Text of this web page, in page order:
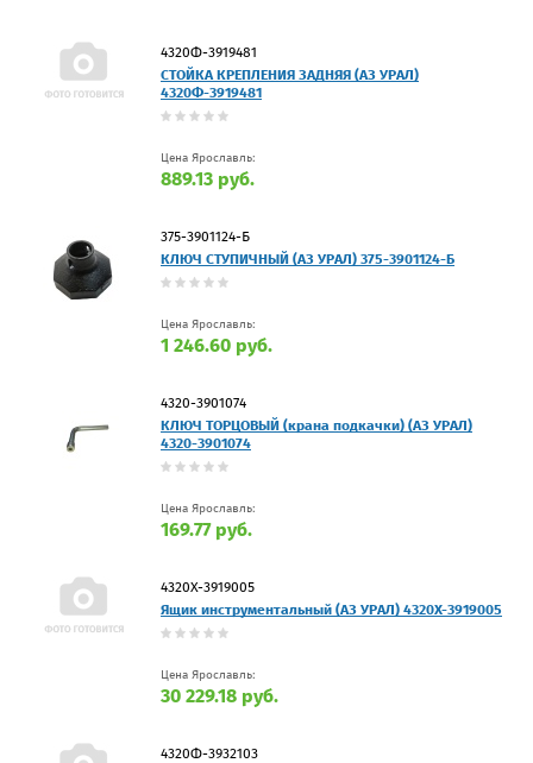
4320Ф-3919481
СТОЙКА КРЕПЛЕНИЯ ЗАДНЯЯ (АЗ УРАЛ)
4320Ф-3919481
Цена Ярославль:
889.13 руб.
375-3901124-Б
КЛЮЧ СТУПИЧНЫЙ (АЗ УРАЛ) 375-3901124-Б
Цена Ярославль:
1 246.60 руб.
4320-3901074
КЛЮЧ ТОРЦОВЫЙ (крана подкачки) (АЗ УРАЛ)
4320-3901074
Цена Ярославль:
169.77 руб.
4320Х-3919005
Ящик инструментальный (АЗ УРАЛ) 4320Х-3919005
Цена Ярославль:
30 229.18 руб.
4320Ф-3932103